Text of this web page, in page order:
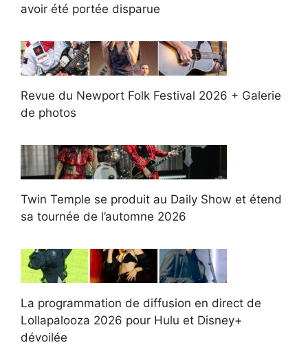
avoir été portée disparue
Revue du Newport Folk Festival 2026 + Galerie
de photos
Twin Temple se produit au Daily Show et étend
sa tournée de l’automne 2026
La programmation de diffusion en direct de
Lollapalooza 2026 pour Hulu et Disney+
dévoilée